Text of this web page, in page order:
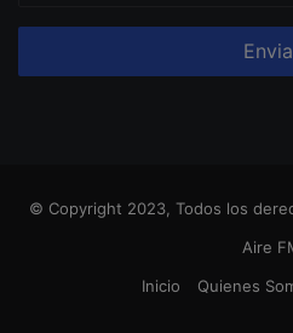
© Copyright 2023, Todos los
Aire
Inicio
Quienes